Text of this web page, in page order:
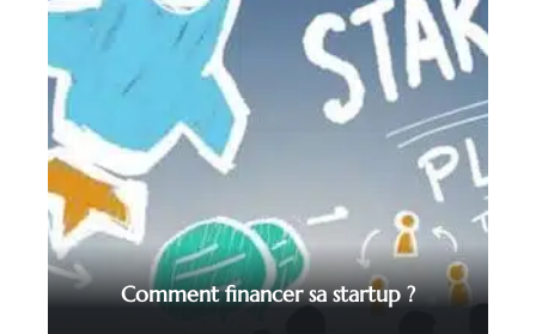
Comment financer sa startup ?